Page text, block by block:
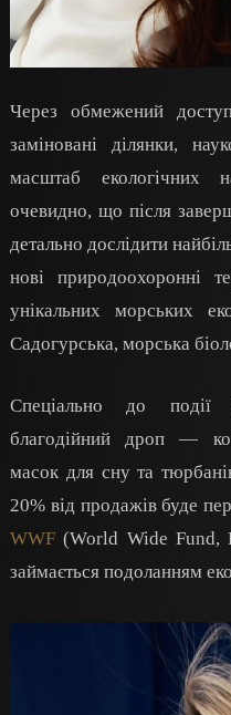
Через обмежений
заміновані ділянки,
масштаб екологічних
очевидно, що після
детально дослідити
нові природоохоронні
унікальних морських
Садогурська, морська
Спеціально до події
благодійний дроп —
масок для сну та
20% від продажів буде
WWF (World Wide Fund,
займається подоланням